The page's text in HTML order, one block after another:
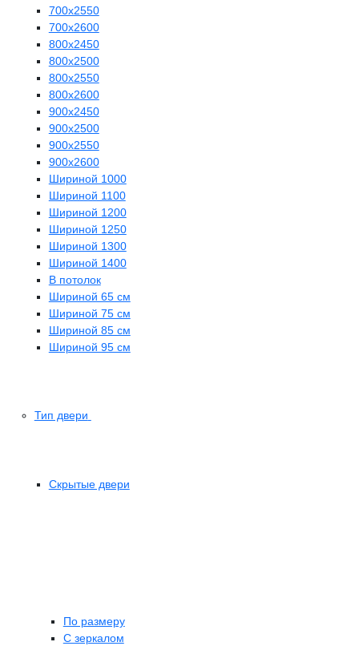
700х2550
700х2600
800х2450
800х2500
800х2550
800х2600
900х2450
900х2500
900х2550
900х2600
Шириной 1000
Шириной 1100
Шириной 1200
Шириной 1250
Шириной 1300
Шириной 1400
В потолок
Шириной 65 см
Шириной 75 см
Шириной 85 см
Шириной 95 см
Тип двери
Скрытые двери
По размеру
C зеркалом